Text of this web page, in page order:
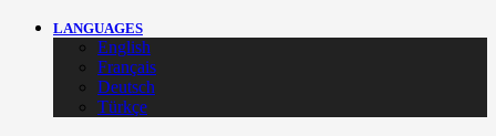
LANGUAGES
English
Français
Deutsch
Türkçe